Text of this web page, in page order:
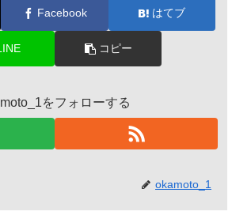
Facebook はてブ
コピー
をフォローする
okamoto_1